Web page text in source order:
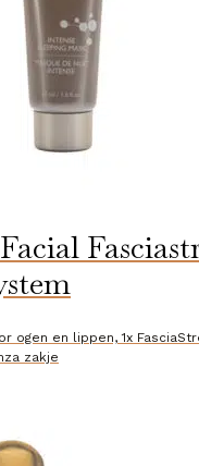
ogen en lippen, 1x
zakje